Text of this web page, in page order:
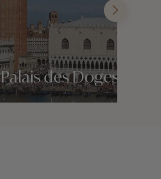
Palais des Doges